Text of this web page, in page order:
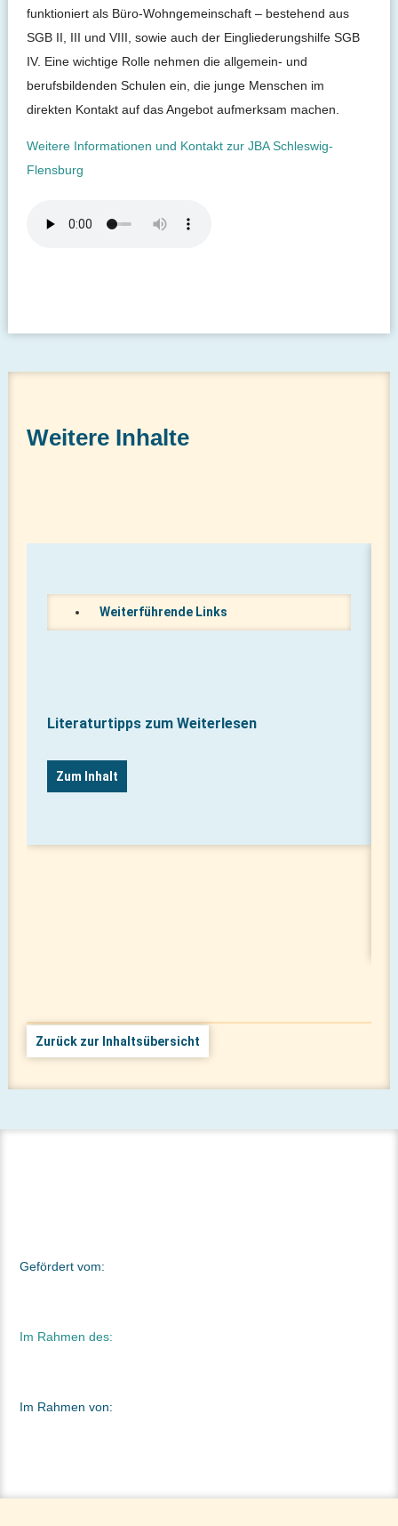
funktioniert als Büro-Wohngemeinschaft – bestehend aus
SGB II, III und VIII, sowie auch der Eingliederungshilfe SGB
IV. Eine wichtige Rolle nehmen die allgemein- und
berufsbildenden Schulen ein, die junge Menschen im
direkten Kontakt auf das Angebot aufmerksam machen.
Weitere Informationen und Kontakt zur JBA Schleswig-
Flensburg
Weitere Inhalte
Weiterführende Links
Literaturtipps zum Weiterlesen
Zum Inhalt
Zurück zur Inhaltsübersicht
Gefördert vom:
Im Rahmen des:
Im Rahmen von: